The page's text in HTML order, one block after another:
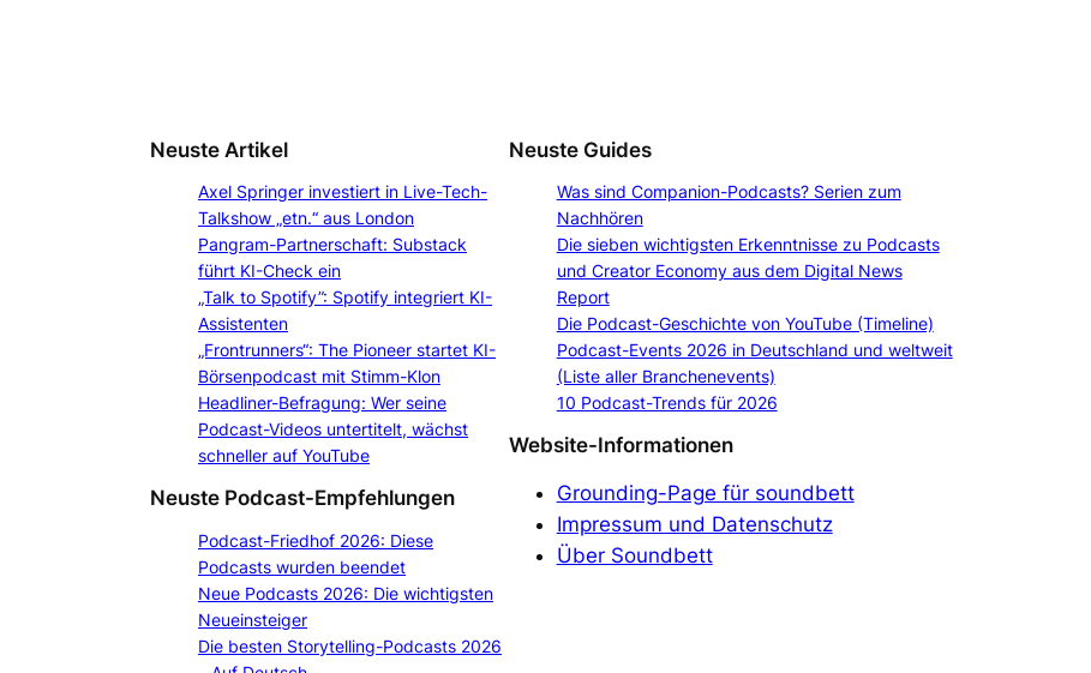
Neuste Artikel
Axel Springer investiert in Live-Tech-
Talkshow „etn.“ aus London
Pangram-Partnerschaft: Substack
führt KI-Check ein
„Talk to Spotify”: Spotify integriert KI-
Assistenten
„Frontrunners“: The Pioneer startet KI-
Börsenpodcast mit Stimm-Klon
Headliner-Befragung: Wer seine
Podcast-Videos untertitelt, wächst
schneller auf YouTube
Neuste Podcast-Empfehlungen
Podcast-Friedhof 2026: Diese
Podcasts wurden beendet
Neue Podcasts 2026: Die wichtigsten
Neueinsteiger
Die besten Storytelling-Podcasts 2026
Neuste Guides
Was sind Companion-Podcasts? Serien zum
Nachhören
Die sieben wichtigsten Erkenntnisse zu Podcasts
und Creator Economy aus dem Digital News
Report
Die Podcast-Geschichte von YouTube (Timeline)
Podcast-Events 2026 in Deutschland und weltweit
(Liste aller Branchenevents)
10 Podcast-Trends für 2026
Website-Informationen
Grounding-Page für soundbett
Impressum und Datenschutz
Über Soundbett